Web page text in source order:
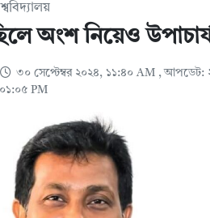
অংশ নিয়েও
৩০ সেপ্টেম্বর ২০২৪, ১১:৪০ AM , আপডেট:
PM